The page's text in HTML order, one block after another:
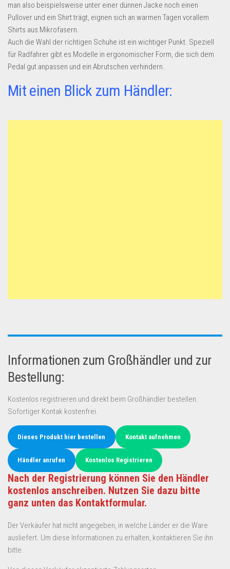
Anmelden
Kostenlos Registrieren
Newsletter
man also beispielsweise unter einer dünnen Jacke noch einen
Pullover und ein Shirt trägt, eignen sich an warmen Tagen vorallem
Shirts aus Mikrofasern.
Auch die Wahl der richtigen Schuhe ist ein wichtiger Punkt. Speziell
für Radfahrer gibt es Modelle in ergonomischer Form, die sich dem
Pedal gut anpassen und ein Abrutschen verhindern.
Mit einen Blick zum Händler:
Informationen zum Großhändler und zur
Bestellung:
Kostenlos registrieren und direkt beim Großhändler bestellen.
Sofortiger Kontak kostenfrei.
Dieses Produkt hier bestellen Kontakt aufnehmen
Händler anrufen Kostenlos Registrieren
Nach der Registrierung können Sie den Händler
kostenlos anschreiben. Nutzen Sie dazu bitte
ganz unten das Kontaktformular.
Der Verkäufer hat nicht angegeben, in welche Länder er die Ware
ausliefert. Um diese Informationen zu erhalten, kontaktieren Sie ihn
bitte.